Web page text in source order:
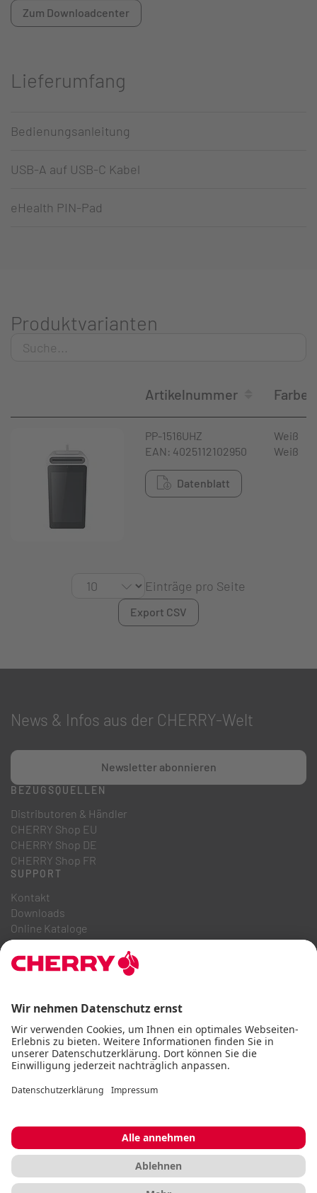
Zum Downloadcenter
Lieferumfang
Bedienungsanleitung
USB-A auf USB-C Kabel
eHealth PIN-Pad
Produktvarianten
Artikelnummer Farbe
PP-1516UHZ
EAN: 4025112102950
Datenblatt
Weiß
Weiß
Einträge pro Seite
Export CSV
News & Infos aus der CHERRY-Welt
Newsletter abonnieren
BEZUGSQUELLEN
Distributoren & Händler
CHERRY Shop EU
CHERRY Shop DE
CHERRY Shop FR
SUPPORT
Kontakt
Downloads
Online Kataloge
FAQ
ÜBER UNS
Hinweisgebersystem
Code of Business Conduct
BarrierefreiheitserklärungAGBNutzungshinweiseDatenschutz
ImpressumCookie
© CHERRY 2026